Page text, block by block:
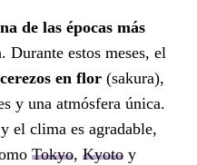
de las épocas más
Durante estos meses, el
cerezos en flor (sakura),
y una atmósfera única.
el clima es agradable,
Tokyo, Kyoto y